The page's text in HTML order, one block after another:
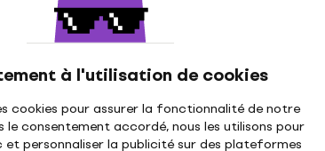
à l'utilisation de cookies
cookies pour assurer la fonctionnalité de notre
le consentement accordé, nous les utilisons pour
personnaliser la publicité sur des plateformes